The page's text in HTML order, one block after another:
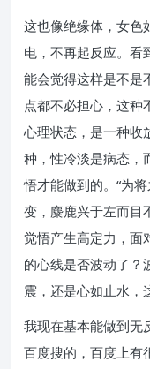
这也像绝缘体，女色
电，不再起反应。看
能会觉得这样是不是
点都不必担心，这种
心理状态，是一种收
种，性冷淡是病态，
悟才能做到的。“为
变，麋鹿兴于左而目
觉悟产生高定力，面
的心线是否波动了？
震，还是心如止水，
我现在基本能做到无
百度搜的，百度上有